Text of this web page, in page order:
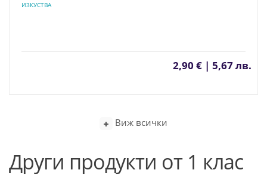
ИЗКУСТВА
2,90 € | 5,67 лв.
Виж всички
Други продукти от 1 клас